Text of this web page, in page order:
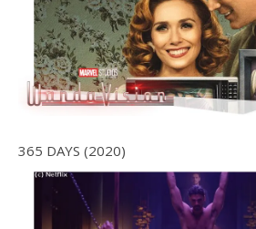
365 DAYS (2020)